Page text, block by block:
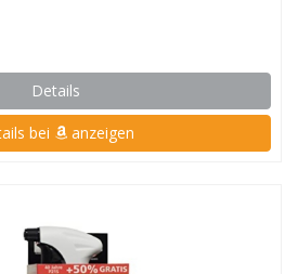
Details
bei anzeigen